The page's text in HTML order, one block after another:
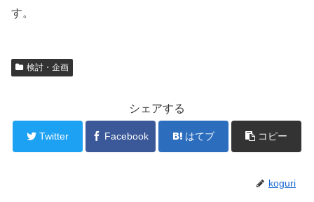
す。
検討・企画
シェアする
Twitter Facebook はてブ コピー
koguri